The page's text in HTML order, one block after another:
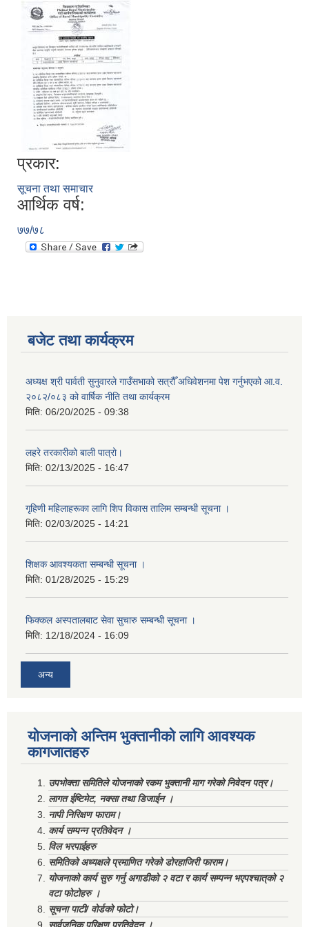
प्रकार:
सूचना तथा समाचार
आर्थिक वर्ष:
७७/७८
बजेट तथा कार्यक्रम
अध्यक्ष श्री पार्वती सुनुवारले गाउँसभाको सत्रौँ अधिवेशनमा पेश गर्नुभएको आ.व.
२०८२/०८३ को वार्षिक नीति तथा कार्यक्रम
मिति: 06/20/2025 - 09:38
लहरे तरकारीको बाली पात्रो।
मिति: 02/13/2025 - 16:47
गृहिणी महिलाहरूका लागि शिप विकास तालिम सम्बन्धी सूचना ‌।
मिति: 02/03/2025 - 14:21
शिक्षक आवश्यकता सम्बन्धी सूचना ।
मिति: 01/28/2025 - 15:29
फिक्कल अस्पतालबाट सेवा सुचारु सम्बन्धी सूचना ।
मिति: 12/18/2024 - 16:09
अन्य
योजनाको अन्तिम भुक्तानीको लागि आवश्यक
कागजातहरु
उपभोक्ता समितिले योजनाको रकम भुक्तानी माग गरेको निवेदन पत्र।
लागत ईष्टिमेट, नक्सा तथा डिजाईन ।
नापी निरिक्षण फाराम।
कार्य सम्पन्न प्रतिवेदन ।
विल भरपाईहरु
समितिको अध्यक्षले प्रमाणित गरेको डोरहाजिरी फाराम।
योजनाको कार्य सुरु गर्नु अगाडीको २ वटा र कार्य सम्पन्न भएपश्चात्‌को २
वटा फोटोहरु ।
सूचना पाटी/ वोर्डको फोटो।
सार्वजनिक परिक्षण प्रतिवेदन ।